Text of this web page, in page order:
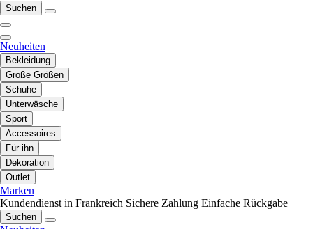
Suchen
Neuheiten
Bekleidung
Große Größen
Schuhe
Unterwäsche
Sport
Accessoires
Für ihn
Dekoration
Outlet
Marken
Kundendienst in Frankreich Sichere Zahlung Einfache Rückgabe
Suchen